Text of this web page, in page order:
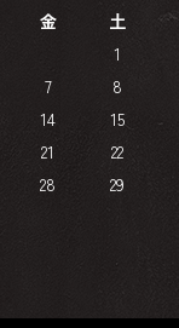
金 土
1
7
8
14
15
21
22
28
29